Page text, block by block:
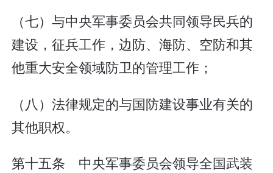
（七）与中央军事委员会共同领导民兵的
建设，征兵工作，边防、海防、空防和其
他重大安全领域防卫的管理工作；
（八）法律规定的与国防建设事业有关的
其他职权。
第十五条 中央军事委员会领导全国武装